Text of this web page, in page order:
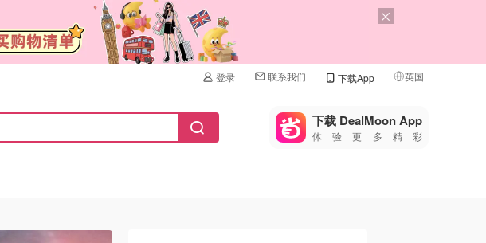
登录 联系我们 下载App 英国
🇺🇸
🇨🇳 中国
下载 DealMoon App
体验更多精彩